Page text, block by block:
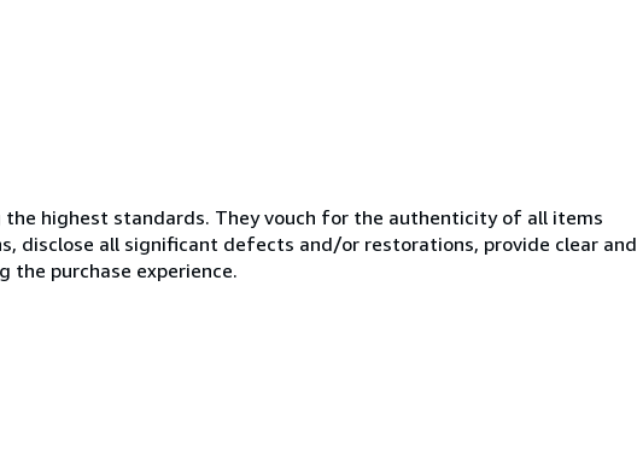
highest standards. They vouch for the authenticity of all items
disclose all significant defects and/or restorations, provide clear and
the purchase experience.